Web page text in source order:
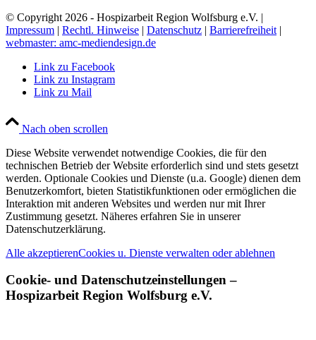
© Copyright 2026 - Hospizarbeit Region Wolfsburg e.V. |
Impressum | Rechtl. Hinweise | Datenschutz | Barrierefreiheit |
webmaster: amc-mediendesign.de
Link zu Facebook
Link zu Instagram
Link zu Mail
Nach oben scrollen
Diese Website verwendet notwendige Cookies, die für den
technischen Betrieb der Website erforderlich sind und stets gesetzt
werden. Optionale Cookies und Dienste (u.a. Google) dienen dem
Benutzerkomfort, bieten Statistikfunktionen oder ermöglichen die
Interaktion mit anderen Websites und werden nur mit Ihrer
Zustimmung gesetzt. Näheres erfahren Sie in unserer
Datenschutzerklärung.
Alle akzeptierenCookies u. Dienste verwalten oder ablehnen
Cookie- und Datenschutzeinstellungen –
Hospizarbeit Region Wolfsburg e.V.